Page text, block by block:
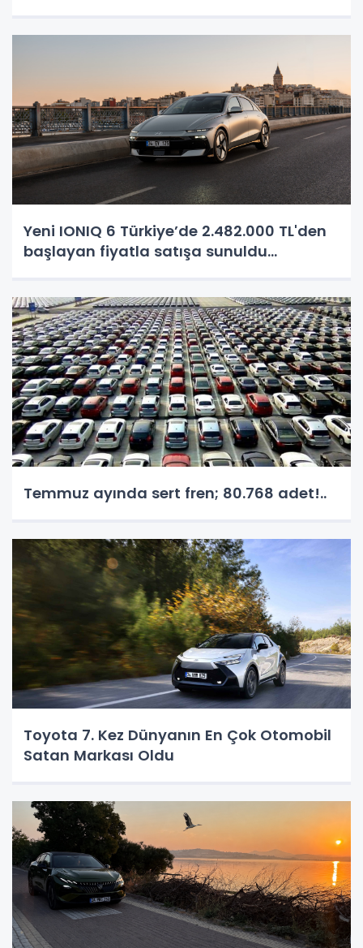
Yeni IONIQ 6 Türkiye’de 2.482.000 TL'den
başlayan fiyatla satışa sunuldu...
Temmuz ayında sert fren; 80.768 adet!..
Toyota 7. Kez Dünyanın En Çok Otomobil
Satan Markası Oldu